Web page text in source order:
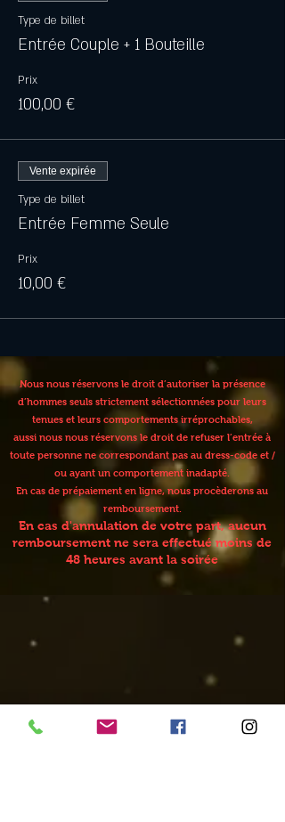
Type de billet
Entrée Couple + 1 Bouteille
Prix
100,00 €
Vente expirée
Type de billet
Entrée Femme Seule
Prix
10,00 €
Nous nous réservons le droit d’autoriser la présence
d’hommes seuls strictement sélectionnées pour leurs
tenues et leurs comportements irréprochables,
aussi nous nous réservons le droit de refuser l’entrée à
toute personne ne correspondant pas au dress-code et /
ou ayant un comportement inadapté.
En cas de prépaiement en ligne, nous procèderons au
remboursement.
En cas d'annulation de votre part, aucun
remboursement ne sera effectué moins de
48 heures avant la soirée